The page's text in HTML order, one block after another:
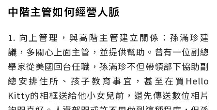
中階主管如何經營人脈
1. 向上管理，與高階主管建立關係：孫滿珍建
議，多關心上面主管，並提供幫助。曾有一位副總
舉家從美國回台任職，孫滿珍不但帶領部下協助副
總安排住所、孩子教育事宜，甚至在買Hello
Kitty的相框送給他小女兒前，還先傳送數位相片